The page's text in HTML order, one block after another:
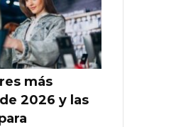
más
2026 y las